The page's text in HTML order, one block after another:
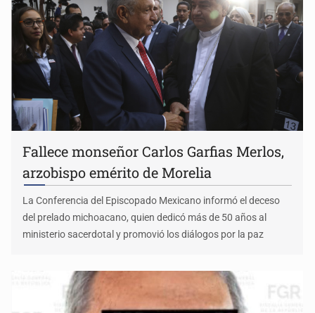
Fallece monseñor Carlos Garfias Merlos,
arzobispo emérito de Morelia
La Conferencia del Episcopado Mexicano informó el deceso
del prelado michoacano, quien dedicó más de 50 años al
ministerio sacerdotal y promovió los diálogos por la paz